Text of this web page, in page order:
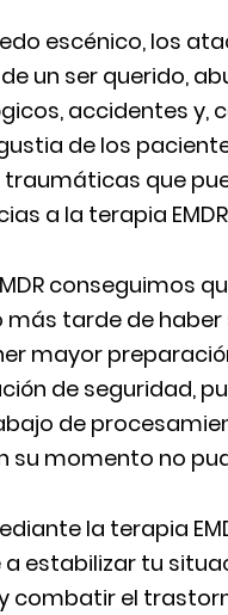
escénico, los
un ser querido,
accidentes y,
de los
que
a la terapia
conseguimos
más tarde de haber
mayor
de seguridad,
de
su momento no
la terapia
estabilizar tu
combatir el